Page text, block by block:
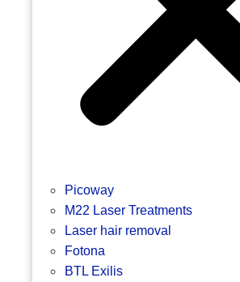
Picoway
M22 Laser Treatments
Laser hair removal
Fotona
BTL Exilis